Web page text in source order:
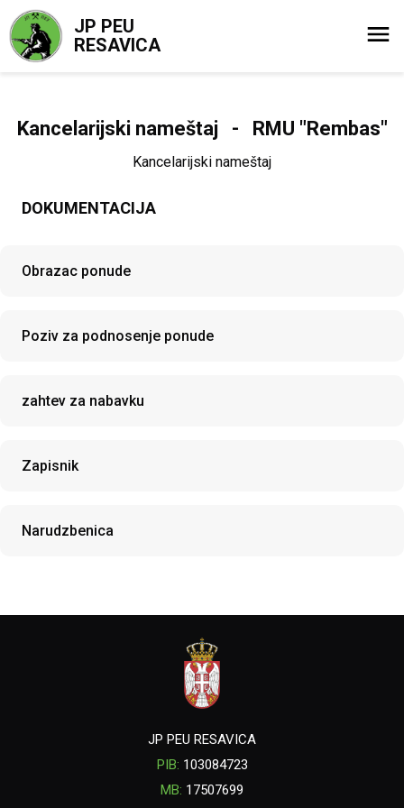
JP PEU
RESAVICA
Kancelarijski nameštaj - RMU "Rembas"
Kancelarijski nameštaj
DOKUMENTACIJA
Obrazac ponude
Poziv za podnosenje ponude
zahtev za nabavku
Zapisnik
Narudzbenica
JP PEU RESAVICA
PIB: 103084723
MB: 17507699